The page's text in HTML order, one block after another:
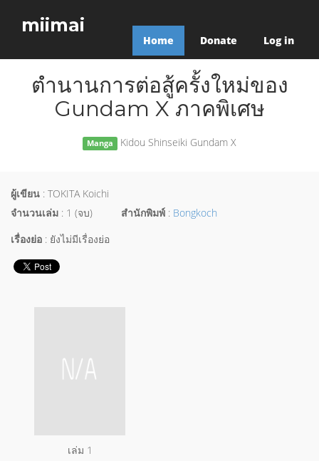
miimai
Home Donate Log in
ตำนานการต่อสู้ครั้งใหม่ของ
Gundam X ภาคพิเศษ
Manga Kidou Shinseiki Gundam X
ผู้เขียน : TOKITA Koichi
จำนวนเล่ม : 1 (จบ) สำนักพิมพ์ : Bongkoch
เรื่องย่อ : ยังไม่มีเรื่องย่อ
เล่ม 1